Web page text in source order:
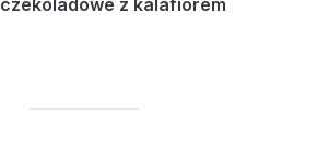
czekoladowe z kalafiorem